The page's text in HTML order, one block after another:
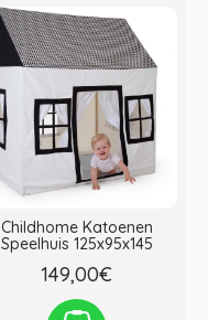
Childhome Katoenen
Speelhuis 125x95x145
149,00€